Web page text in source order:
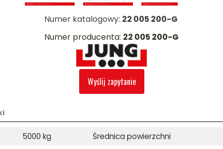
Numer katalogowy: 22 005 200-G
Numer producenta: 22 005 200-G
Wyślij zapytanie
5000 kg
Średnica powierzchni